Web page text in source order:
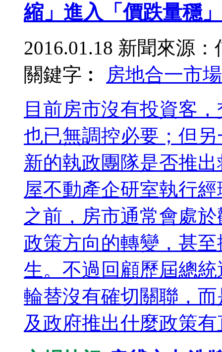
縮」進入「價跌量穩」
2016.01.18 新聞來源：
關鍵字︰
房地合一市場
目前房市沒有投資客
也已無調控必要；但
新的執政團隊是否推
屋不動產企研室執行
之前，房市通常會處
政策方向的轉變，甚
生。不過回顧歷屆總
輪替沒有確切關聯，
及政府推出什麼政策